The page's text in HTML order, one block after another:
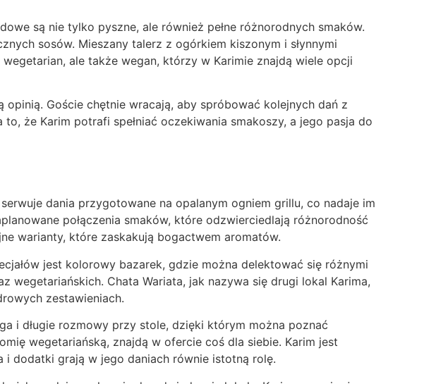
są nie tylko pyszne, ale również pełne różnorodnych smaków.
sosów. Mieszany talerz z ogórkiem kiszonym i słynnymi
ale także wegan, którzy w Karimie znajdą wiele opcji
Goście chętnie wracają, aby spróbować kolejnych dań z
że Karim potrafi spełniać oczekiwania smakoszy, a jego pasja do
dania przygotowane na opalanym ogniem grillu, co nadaje im
połączenia smaków, które odzwierciedlają różnorodność
warianty, które zaskakują bogactwem aromatów.
jest kolorowy bazarek, gdzie można delektować się różnymi
wegetariańskich. Chata Wariata, jak nazywa się drugi lokal Karima,
zestawieniach.
i długie rozmowy przy stole, dzięki którym można poznać
wegetariańską, znajdą w ofercie coś dla siebie. Karim jest
dodatki grają w jego daniach równie istotną rolę.